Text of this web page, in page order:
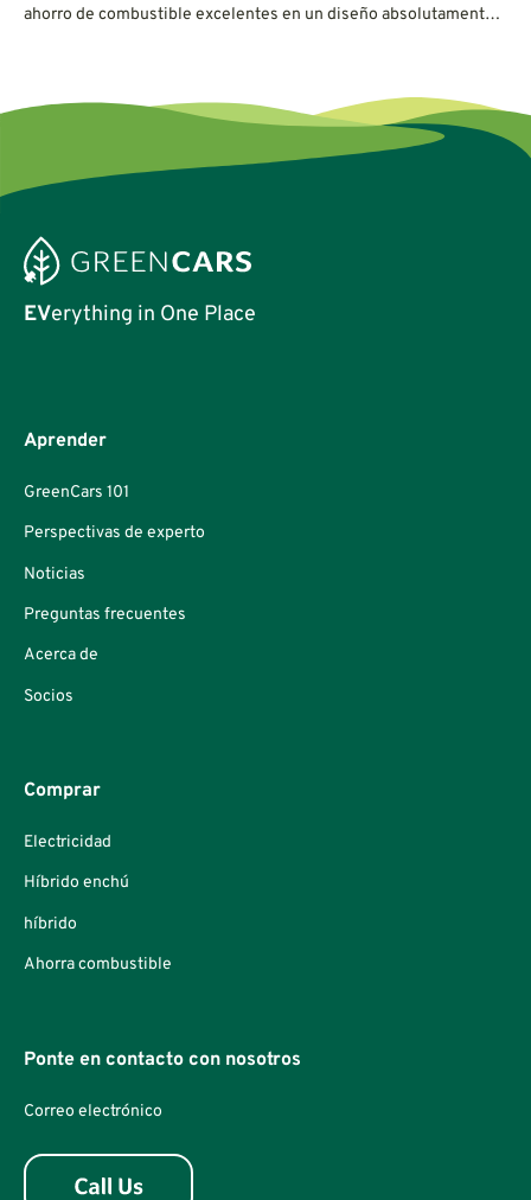
ahorro de combustible excelentes en un diseño absolutamente
EVerything in One Place
Aprender
GreenCars 101
Perspectivas de experto
Noticias
Preguntas frecuentes
Acerca de
Socios
Comprar
Electricidad
Híbrido enchú
híbrido
Ahorra combustible
Ponte en contacto con nosotros
Correo electrónico